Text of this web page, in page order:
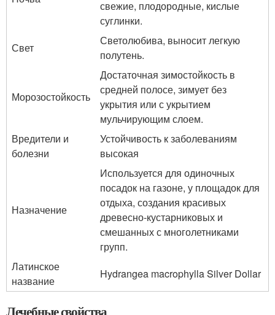
свежие, плодородные, кислые
суглинки.
Свет
Светолюбива, выносит легкую
полутень.
Морозостойкость
Достаточная зимостойкость в
средней полосе, зимует без
укрытия или с укрытием
мульчирующим слоем.
Вредители и
болезни
Устойчивость к заболеваниям
высокая
Назначение
Используется для одиночных
посадок на газоне, у площадок для
отдыха, создания красивых
древесно-кустарниковых и
смешанных с многолетниками
групп.
Латинское
название
Hydrangea macrophylla Silver Dollar
Лечебные свойства